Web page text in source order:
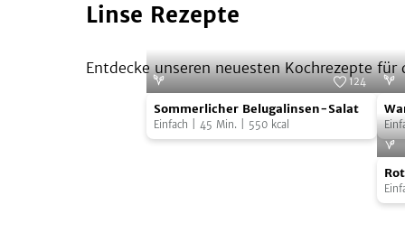
Linse Rezepte
Entdecke unseren neuesten Kochrezepte
Sommerlicher
Belugalinsen-
Salat
Foto: SevenCooks
124
Sommerlicher Belugalinsen-Salat
Einfach 45 Min. 550 kcal
mit